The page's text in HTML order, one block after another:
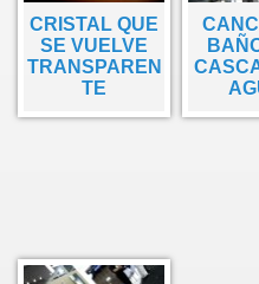
CRISTAL QUE
SE VUELVE
TRANSPAREN
TE